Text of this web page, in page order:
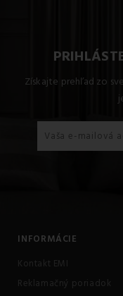
Získajte prehľad zo
INFORMÁCIE
Kontakt EMI
Reklamačný poriadok